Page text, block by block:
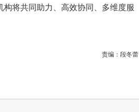
将共同助力、高效协同、多维度服
责编： 段冬蕾